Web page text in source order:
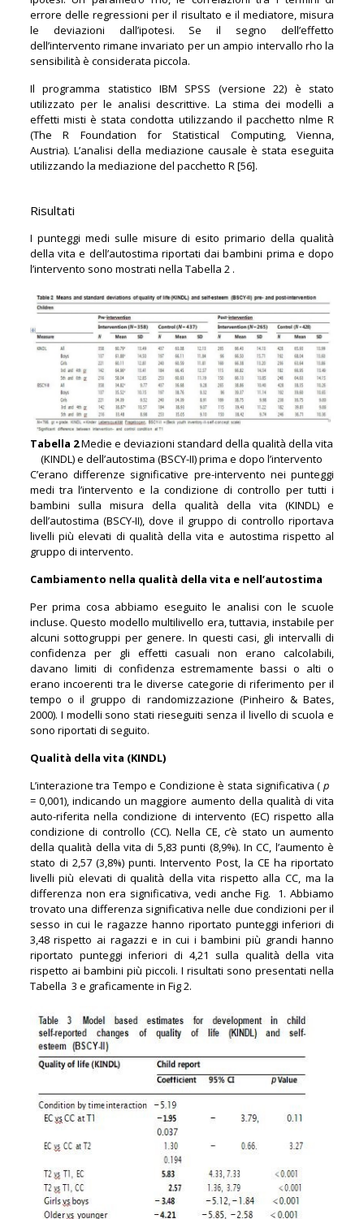
errore delle regressioni per il risultato e il mediatore, misura
le deviazioni dall’ipotesi. Se il segno dell’effetto
dell’intervento rimane invariato per un ampio intervallo rho la
sensibilità è considerata piccola.
Il programma statistico IBM SPSS (versione 22) è stato
utilizzato per le analisi descrittive. La stima dei modelli a
effetti misti è stata condotta utilizzando il pacchetto nlme R
(The R Foundation for Statistical Computing, Vienna,
Austria). L’analisi della mediazione causale è stata eseguita
utilizzando la mediazione del pacchetto R [56].
Risultati
I punteggi medi sulle misure di esito primario della qualità
della vita e dell’autostima riportati dai bambini prima e dopo
l’intervento sono mostrati nella Tabella 2 .
Tabella 2Medie e deviazioni standard della qualità della vita
(KINDL) e dell’autostima (BSCY-II) prima e dopo l’intervento
C’erano differenze significative pre-intervento nei punteggi
medi tra l’intervento e la condizione di controllo per tutti i
bambini sulla misura della qualità della vita (KINDL) e
dell’autostima (BSCY-II), dove il gruppo di controllo riportava
livelli più elevati di qualità della vita e autostima rispetto al
gruppo di intervento.
Cambiamento nella qualità della vita e nell’autostima
Per prima cosa abbiamo eseguito le analisi con le scuole
incluse. Questo modello multilivello era, tuttavia, instabile per
alcuni sottogruppi per genere. In questi casi, gli intervalli di
confidenza per gli effetti casuali non erano calcolabili,
davano limiti di confidenza estremamente bassi o alti o
erano incoerenti tra le diverse categorie di riferimento per il
tempo o il gruppo di randomizzazione (Pinheiro & Bates,
2000). I modelli sono stati rieseguiti senza il livello di scuola e
sono riportati di seguito.
Qualità della vita (KINDL)
L’interazione tra Tempo e Condizione è stata significativa ( p
= 0,001), indicando un maggiore aumento della qualità di vita
auto-riferita nella condizione di intervento (EC) rispetto alla
condizione di controllo (CC). Nella CE, c’è stato un aumento
della qualità della vita di 5,83 punti (8,9%). In CC, l’aumento è
stato di 2,57 (3,8%) punti. Intervento Post, la CE ha riportato
livelli più elevati di qualità della vita rispetto alla CC, ma la
differenza non era significativa, vedi anche Fig. 1. Abbiamo
trovato una differenza significativa nelle due condizioni per il
sesso in cui le ragazze hanno riportato punteggi inferiori di
3,48 rispetto ai ragazzi e in cui i bambini più grandi hanno
riportato punteggi inferiori di 4,21 sulla qualità della vita
rispetto ai bambini più piccoli. I risultati sono presentati nella
Tabella 3 e graficamente in Fig 2.